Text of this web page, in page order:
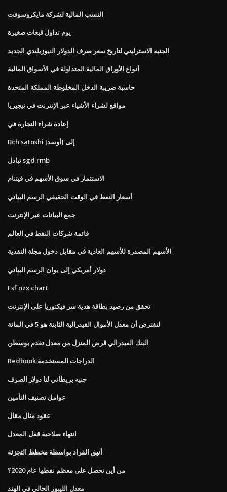
النسب المالية لشركة مايكروسوفت
يوم تداول قبعات صغيرة
الجنيه الاسترليني لتاريخ سعر صرف الدولار النيوزيلندي الجديد
أنواع الأوراق المالية المتداولة في الأسواق المالية
حاسبة ضريبة الدخل المخلوطة المملكة المتحدة
مواقع لشراء الأشياء عبر الإنترنت في نيجيريا
إعادة شراء التجارة في
Bch satoshi إلى [أوسد]
تبادل sgd rmb
الاستثمار في سوق الأسهم في فيتنام
أسعار النفط في الوقت الحقيقي الرسم البياني
جمع البيانات عبر الإنترنت
قائمة شركات النفط في العالم
الأسهم المصدرة للأسهم العادية في مقابل دخول مجلة النقدية
دولار أمريكي إلى يوان الرسم البياني
Fsf nzx chart
تحقق من رصيد بطاقة هدية سر فيكتوريا على الإنترنت
لنفترض أن معدل الأموال الفيدرالية الثابتة هو 5 في المائة
البنك الفيدرالي قرض المنزل من معدل تقدم بوسطن
Redbook الدراجات المستخدمة
جنيه بريطاني لنا دولار الصرف
عوامل تصنيف التأمين
عقود مثال مقال
انتهاء صلاحية قفل المعدل
أنيق القراد بواسطة مخطط التجزئة
من أين نحصل على معظم نفطها عام 2020؟
معدل الليبور الحالي في الهند